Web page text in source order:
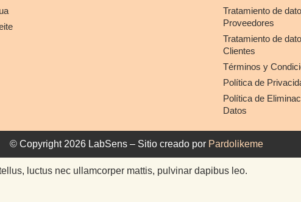
Tratamiento de
Proveedores
Tratamiento de
Clientes
Términos y
Política de
Política de
Datos
© Copyright 2026 LabSens – Sitio creado por Pardolikeme
luctus nec ullamcorper mattis, pulvinar dapibus leo.